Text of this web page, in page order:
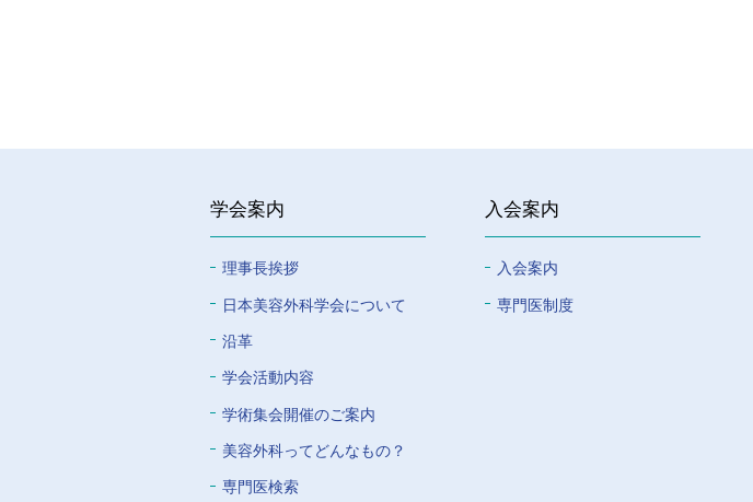
学会案内
理事長挨拶
⽇本美容外科学会について
沿革
学会活動内容
学術集会開催のご案内
美容外科ってどんなもの？
専門医検索
入会案内
入会案内
専門医制度